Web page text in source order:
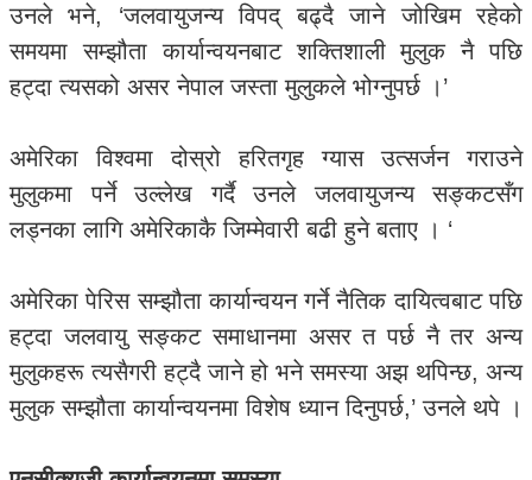
उनले भने, ‘जलवायुजन्य विपद् बढ्दै जाने जोखिम रहेको
समयमा सम्झौता कार्यान्वयनबाट शक्तिशाली मुलुक नै पछि
हट्दा त्यसको असर नेपाल जस्ता मुलुकले भोग्नुपर्छ ।’
अमेरिका विश्वमा दोस्रो हरितगृह ग्यास उत्सर्जन गराउने
मुलुकमा पर्ने उल्लेख गर्दै उनले जलवायुजन्य सङ्कटसँग
लड्नका लागि अमेरिकाकै जिम्मेवारी बढी हुने बताए । ‘
अमेरिका पेरिस सम्झौता कार्यान्वयन गर्ने नैतिक दायित्वबाट पछि
हट्दा जलवायु सङ्कट समाधानमा असर त पर्छ नै तर अन्य
मुलुकहरू त्यसैगरी हट्दै जाने हो भने समस्या अझ थपिन्छ, अन्य
मुलुक सम्झौता कार्यान्वयनमा विशेष ध्यान दिनुपर्छ,’ उनले थपे ।